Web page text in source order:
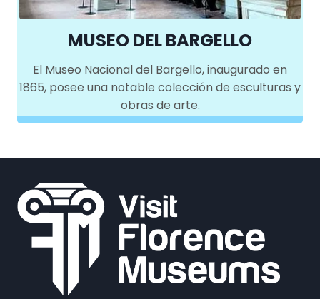
MUSEO DEL BARGELLO
El Museo Nacional del Bargello, inaugurado en
1865, posee una notable colección de esculturas y
obras de arte.